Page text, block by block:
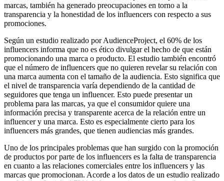
marcas, también ha generado preocupaciones en torno a la
transparencia y la honestidad de los influencers con respecto a sus
promociones.
Según un estudio realizado por AudienceProject, el 60% de los
influencers informa que no es ético divulgar el hecho de que están
promocionando una marca o producto. El estudio también encontró
que el número de influencers que no quieren revelar su relación con
una marca aumenta con el tamaño de la audiencia. Esto significa que
el nivel de transparencia varía dependiendo de la cantidad de
seguidores que tenga un influencer. Esto puede presentar un
problema para las marcas, ya que el consumidor quiere una
información precisa y transparente acerca de la relación entre un
influencer y una marca. Esto es especialmente cierto para los
influencers más grandes, que tienen audiencias más grandes.
Uno de los principales problemas que han surgido con la promoción
de productos por parte de los influencers es la falta de transparencia
en cuanto a las relaciones comerciales entre los influencers y las
marcas que promocionan. Acorde a los datos de un estudio realizado